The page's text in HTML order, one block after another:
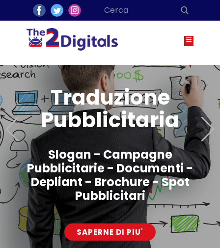
Traduzione
Pubblicitaria
Slogan - Campagne
Pubblicitarie - Documenti -
Depliant - Brochure - Spot
Pubblicitari
SAPERNE DI PIU'
Previous